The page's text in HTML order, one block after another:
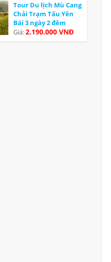
Tour Du lịch Mù Cang
Chải Trạm Tấu Yên
Bái 3 ngày 2 đêm
Giá:2.190.000 VNĐ